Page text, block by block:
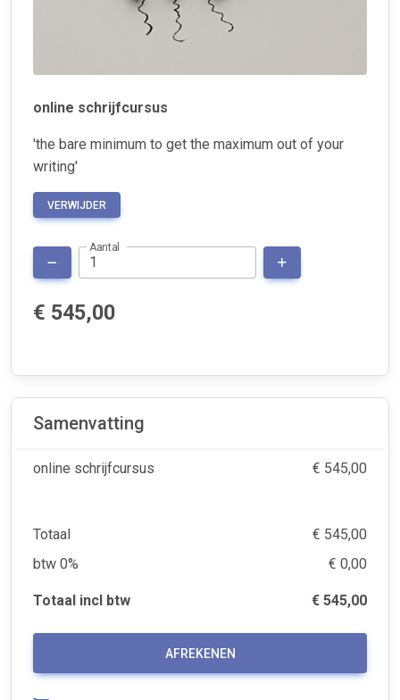
online schrijfcursus
'the bare minimum to get the maximum out of your
writing'
VERWIJDER
Aantal
€ 545,00
Samenvatting
online schrijfcursus € 545,00
Totaal
€ 545,00
btw 0%
€ 0,00
Totaal incl btw € 545,00
AFREKENEN